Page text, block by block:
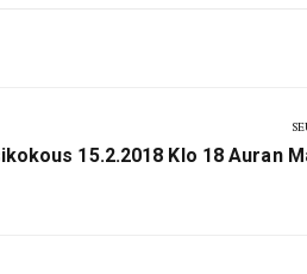
15.2.2018 Klo 18 Auran